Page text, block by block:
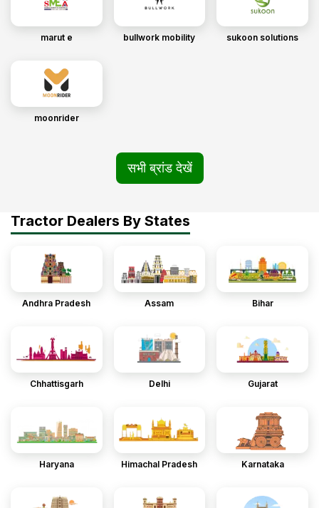
marut e bullwork mobility sukoon solutions
moonrider
सभी ब्रांड देखें
Tractor Dealers By States
Andhra Pradesh Assam Bihar
Chhattisgarh Delhi Gujarat
Haryana Himachal Pradesh Karnataka